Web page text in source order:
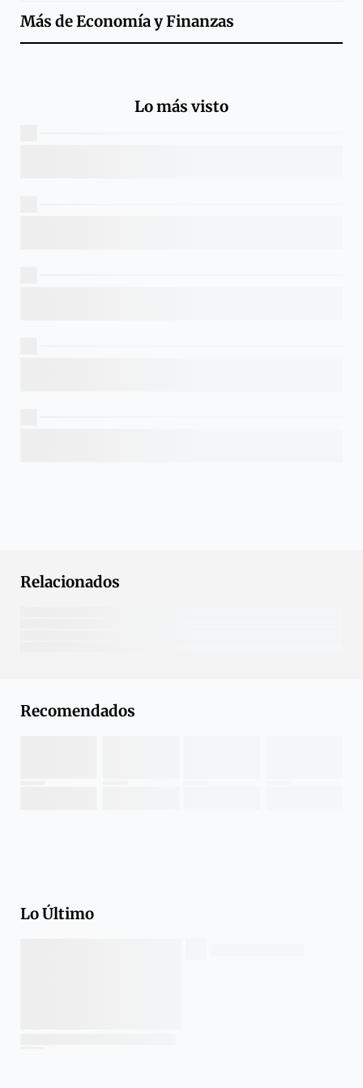
Más deEconomía y Finanzas
Lo más visto
Relacionados
Recomendados
Lo Último